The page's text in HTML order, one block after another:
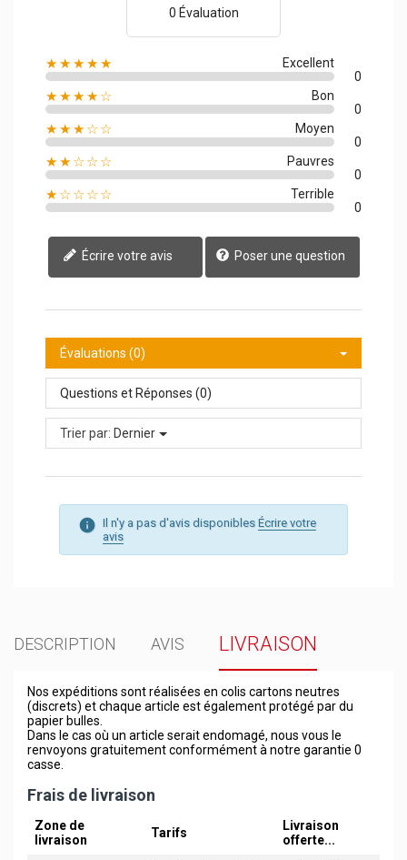
0 Évaluation
★★★★★
Excellent
0
★★★★☆
Bon
0
★★★☆☆
Moyen
0
★★☆☆☆
Pauvres
0
★☆☆☆☆
Terrible
0
Écrire votre avis Poser une question
Évaluations (0)
Questions et Réponses (0)
Trier par: Dernier
Il n'y a pas d'avis disponibles Écrire votre
avis
DESCRIPTION AVIS LIVRAISON
Nos expéditions sont réalisées en colis cartons neutres
(discrets) et chaque article est également protégé par du
papier bulles.
Dans le cas où un article serait endomagé, nous vous le
renvoyons gratuitement conformément à notre garantie 0
casse.
Frais de livraison
Zone de
livraison
Tarifs
Livraison
offerte...